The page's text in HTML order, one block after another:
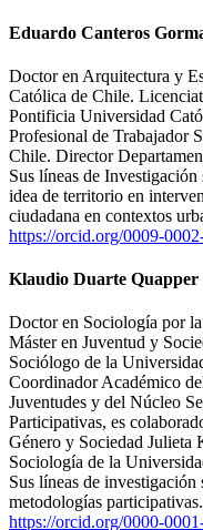
Eduardo Canteros
Doctor en Arquitectura y
Católica de Chile.
Pontificia Universidad
Profesional de Trabajador
Chile. Director
Sus líneas de
idea de territorio en
ciudadana en contextos
https://orcid.org/0009-
Klaudio Duarte Quapper
Doctor en Sociología por
Máster en Juventud y
Sociólogo de la
Coordinador Académico
Juventudes y del Núcleo
Participativas, es
Género y Sociedad Julieta
Sociología de la
Sus líneas de
metodologías participativas.
https://orcid.org/0000-